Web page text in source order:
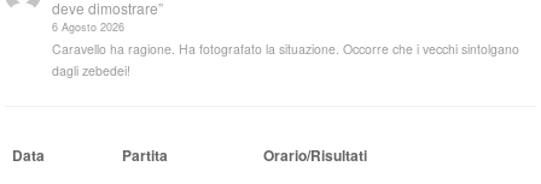
deve dimostrare”
6 Agosto 2026
Caravello ha ragione. Ha fotografato la situazione. Occorre che i vecchi sintolgano
dagli zebedei!
Data Partita Orario/Risultati